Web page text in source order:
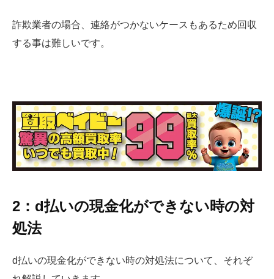
詐欺業者の場合、連絡がつかないケースもあるため回収
する事は難しいです。
2：d払いの現金化ができない時の対
処法
d払いの現金化ができない時の対処法について、それぞ